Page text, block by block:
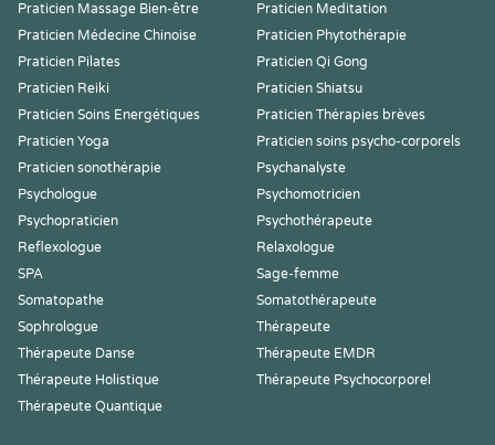
Praticien Massage Bien-être
Praticien Meditation
Praticien Médecine Chinoise
Praticien Phytothérapie
Praticien Pilates
Praticien Qi Gong
Praticien Reiki
Praticien Shiatsu
Praticien Soins Energétiques
Praticien Thérapies brèves
Praticien Yoga
Praticien soins psycho-corporels
Praticien sonothérapie
Psychanalyste
Psychologue
Psychomotricien
Psychopraticien
Psychothérapeute
Reflexologue
Relaxologue
SPA
Sage-femme
Somatopathe
Somatothérapeute
Sophrologue
Thérapeute
Thérapeute Danse
Thérapeute EMDR
Thérapeute Holistique
Thérapeute Psychocorporel
Thérapeute Quantique